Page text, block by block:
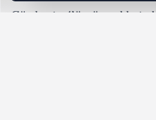
Gündemin 4’üncü